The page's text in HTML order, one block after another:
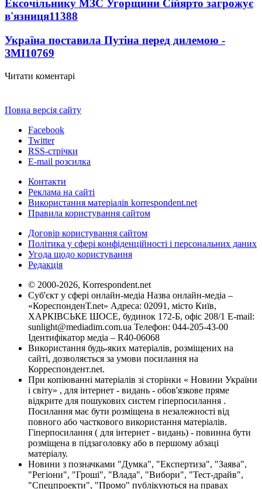
Ексочільнику МЗС Угорщини Сійярто загрожує
в'язниця11388
Україна поставила Путіна перед дилемою -
ЗМІ10769
Читати коментарі
Повна версія сайту
Facebook
Twitter
RSS-стрічки
E-mail розсилка
Контакти
Реклама на сайті
Використання матеріалів korrespondent.net
Правила користування сайтом
Договір користування сайтом
Політика у сфері конфіденційності і персональних даних
Угода щодо користування
Редакція
© 2000-2026, Korrespondent.net
Суб'єкт у сфері онлайн-медіа Назва онлайн-медіа –
«КореспонденТ.net» Адреса: 02091, місто Київ,
ХАРКІВСЬКЕ ШОСЕ, будинок 172-Б, офіс 208/1 E-mail:
sunlight@mediadim.com.ua Телефон: 044-205-43-00
Ідентифікатор медіа – R40-06068
Використання будь-яких матеріалів, розміщених на
сайті, дозволяється за умови посилання на
Корреспондент.net.
При копіюванні матеріалів зі сторінки « Новини України
і світу» , для інтернет - видань - обов'язкове пряме
відкрите для пошукових систем гіперпосилання .
Посилання має бути розміщена в незалежності від
повного або часткового використання матеріалів.
Гіперпосилання ( для інтернет - видань) - повинна бути
розміщена в підзаголовку або в першому абзаці
матеріалу.
Новини з позначками "Думка", "Експертиза", "Заява",
"Регіони", "Гроші", "Влада", "Вибори", "Тест-драйв",
"Спецпроекти", "Промо" публікуються на правах